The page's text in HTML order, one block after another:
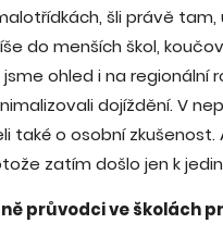
šli právě tam,
do menších škol,
jsme ohled i na regionální
dojíždění. V
také o osobní zkušenost.
zatím došlo jen k
průvodci ve školách